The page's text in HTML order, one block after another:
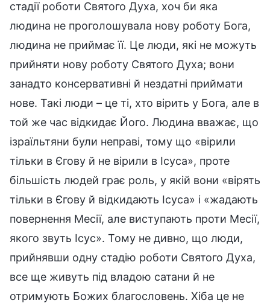
стадії роботи Святого Духа, хоч би яка
людина не проголошувала нову роботу Бога,
людина не приймає її. Це люди, які не можуть
прийняти нову роботу Святого Духа; вони
занадто консервативні й нездатні приймати
нове. Такі люди – це ті, хто вірить у Бога, але в
той же час відкидає Його. Людина вважає, що
ізраїльтяни були неправі, тому що «вірили
тільки в Єгову й не вірили в Ісуса», проте
більшість людей грає роль, у якій вони «вірять
тільки в Єгову й відкидають Ісуса» і «жадають
повернення Месії, але виступають проти Месії,
якого звуть Ісус». Тому не дивно, що люди,
прийнявши одну стадію роботи Святого Духа,
все ще живуть під владою сатани й не
отримують Божих благословень. Хіба це не